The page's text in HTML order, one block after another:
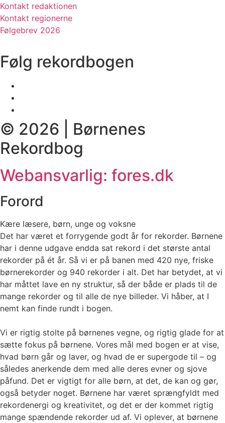
Kontakt redaktionen
Kontakt regionerne
Følgebrev 2026
Følg rekordbogen
© 2026 | Børnenes
Rekordbog
Webansvarlig: fores.dk
Forord
Kære læsere, børn, unge og voksne
Det har været et forrygende godt år for rekorder. Børnene
har i denne udgave endda sat rekord i det største antal
rekorder på ét år. Så vi er på banen med 420 nye, friske
børnerekorder og 940 rekorder i alt. Det har betydet, at vi
har måttet lave en ny struktur, så der både er plads til de
mange rekorder og til alle de nye billeder. Vi håber, at I
nemt kan finde rundt i bogen.
Vi er rigtig stolte på børnenes vegne, og rigtig glade for at
sætte fokus på børnene. Vores mål med bogen er at vise,
hvad børn går og laver, og hvad de er supergode til – og
således anerkende dem med alle deres evner og sjove
påfund. Det er vigtigt for alle børn, at det, de kan og gør,
også betyder noget. Børnene har været sprængfyldt med
rekordenergi og kreativitet, og det er der kommet rigtig
mange spændende rekorder ud af. Vi oplever, at børnene